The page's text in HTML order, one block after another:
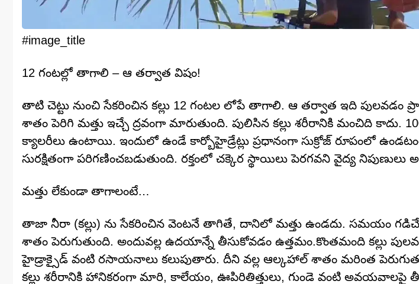
#image_title
12 గంటల్లో తాగాలి – ఆ తర్వాత విషం!
తాటి చెట్టు నుంచి సేకరించిన కల్లు 12 గంటల లోపే తాగాలి. ఆ తర్వాత ఇది పులవడం
శాతం పెరిగి మత్తు ఇచ్చే ద్రవంగా మారుతుంది. పులిసిన కల్లు శరీరానికి మంచిది కాదు.
క్యాలరీలు ఉంటాయి. ఇందులో ఉండే కార్బోహైడ్రేట్లు ప్రధానంగా సుక్రోజ్ రూపంలో
సురక్షితంగా పరిగణించబడుతుంది. రక్తంలో చక్కెర స్థాయిలు పెరగవని వైద్య నిపుణులు
మత్తు లేకుండా తాగాలంటే…
తాజా నీరా (కల్లు) ను సేకరించిన వెంటనే తాగితే, దానిలో మత్తు ఉండదు. సమయం
శాతం పెరుగుతుంది. అందువల్ల ఉదయాన్నే తీసుకోవడం ఉత్తమం.కొంతమంది కల్లు
హైడ్రాక్సైడ్ వంటి రసాయనాలు కలుపుతారు. దీని వల్ల ఆల్కహాల్ శాతం మరింత
కల్లు శరీరానికి హానికరంగా మారి, కాలేయం, ఊపిరితిత్తులు, గుండె వంటి అవయవాలపై